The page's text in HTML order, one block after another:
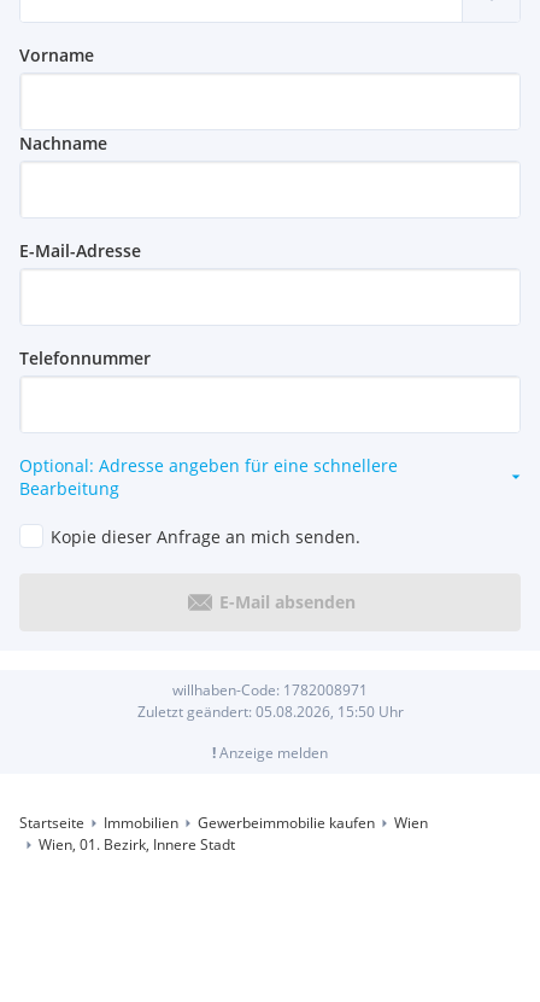
Vorname
Nachname
E-Mail-Adresse
Telefonnummer
Optional: Adresse angeben für eine schnellere
Bearbeitung
Kopie dieser Anfrage an mich senden.
E-Mail absenden
willhaben-Code: 1782008971
Zuletzt geändert: 05.08.2026, 15:50Uhr
!Anzeige melden
Startseite Immobilien Gewerbeimmobilie kaufen
Wien
Wien, 01. Bezirk, Innere Stadt